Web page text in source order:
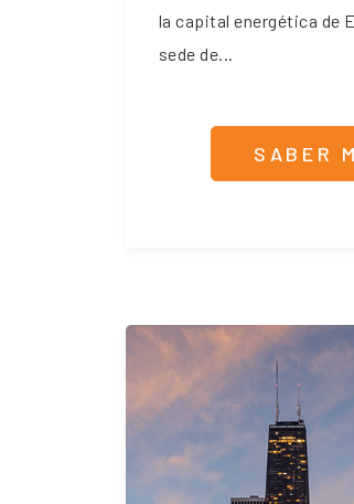
la capital energética de
sede de...
SABER